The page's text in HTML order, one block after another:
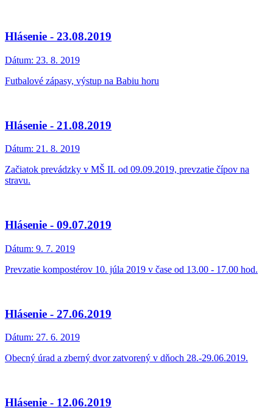
Hlásenie - 23.08.2019
Dátum: 23. 8. 2019
Futbalové zápasy, výstup na Babiu horu
Hlásenie - 21.08.2019
Dátum: 21. 8. 2019
Začiatok prevádzky v MŠ II. od 09.09.2019, prevzatie čípov na
stravu.
Hlásenie - 09.07.2019
Dátum: 9. 7. 2019
Prevzatie kompostérov 10. júla 2019 v čase od 13.00 - 17.00 hod.
Hlásenie - 27.06.2019
Dátum: 27. 6. 2019
Obecný úrad a zberný dvor zatvorený v dňoch 28.-29.06.2019.
Hlásenie - 12.06.2019